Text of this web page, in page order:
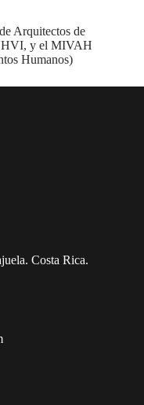
Arquitectos de
y el MIVAH
Humanos)
Costa Rica.